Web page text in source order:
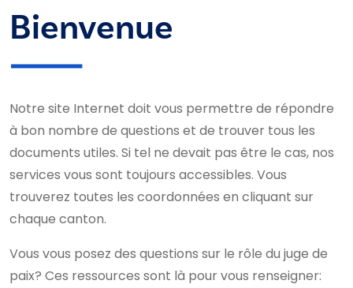
Bienvenue
Notre site Internet doit vous permettre de répondre
à bon nombre de questions et de trouver tous les
documents utiles. Si tel ne devait pas être le cas, nos
services vous sont toujours accessibles. Vous
trouverez toutes les coordonnées en cliquant sur
chaque canton.
Vous vous posez des questions sur le rôle du juge de
paix? Ces ressources sont là pour vous renseigner: